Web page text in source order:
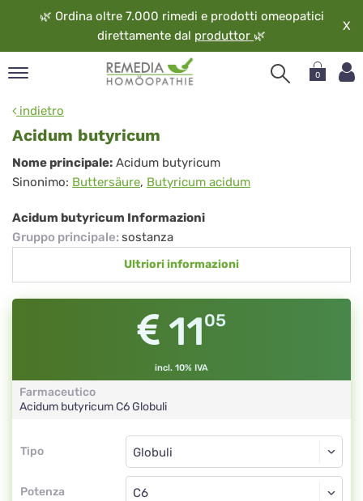
🌿 Ordina oltre 7.000 rimedi e prodotti omeopatici
direttamente dal produttor 🌿
X
0
indietro
Acidum butyricum
Acidum
butyricum
Nome principale: Acidum butyricum
Sinonimo: Buttersäure, Butyricum acidum
Acidum butyricum Informazioni
Gruppo principale: sostanza
Ultriori informazioni
1105
incl. 10% IVA
Farmaceutico
Acidum butyricumC6Globuli
Tipo
Tipo
Potenza
Globuli
C6